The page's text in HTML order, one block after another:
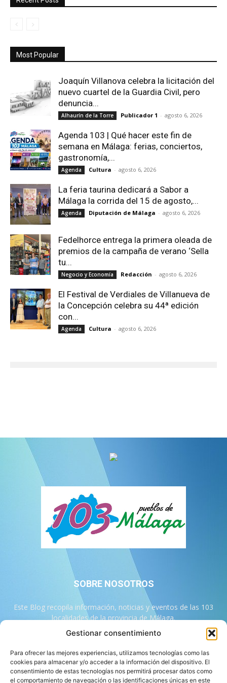
Gestionar consentimiento
Para ofrecer las mejores experiencias, utilizamos tecnologías como las
cookies para almacenar y/o acceder a la información del dispositivo. El
consentimiento de estas tecnologías nos permitirá procesar datos como
el comportamiento de navegación o las identificaciones únicas en este
Most Popular
Joaquín Villanova celebra la licitación del
nuevo cuartel de la Guardia Civil, pero
denuncia...
Alhaurín de la Torre Publicador 1 - agosto 6, 2026
Agenda 103 | Qué hacer este fin de
semana en Málaga: ferias, conciertos,
gastronomía,...
Agenda Cultura - agosto 6, 2026
La feria taurina dedicará a Sabor a
Málaga la corrida del 15 de agosto,...
Agenda Diputación de Málaga - agosto 6, 2026
Fedelhorce entrega la primera oleada de
premios de la campaña de verano ‘Sella
tu...
Negocio y Economía Redacción - agosto 6, 2026
El Festival de Verdiales de Villanueva de
la Concepción celebra su 44ª edición
con...
Agenda Cultura - agosto 6, 2026
SOBRE NOSOTROS
Este Blog recopila información, noticias y eventos de las 103
localidades de la provincia de Málaga.
Contáctanos: info@103malaga.com
SÍGUENOS